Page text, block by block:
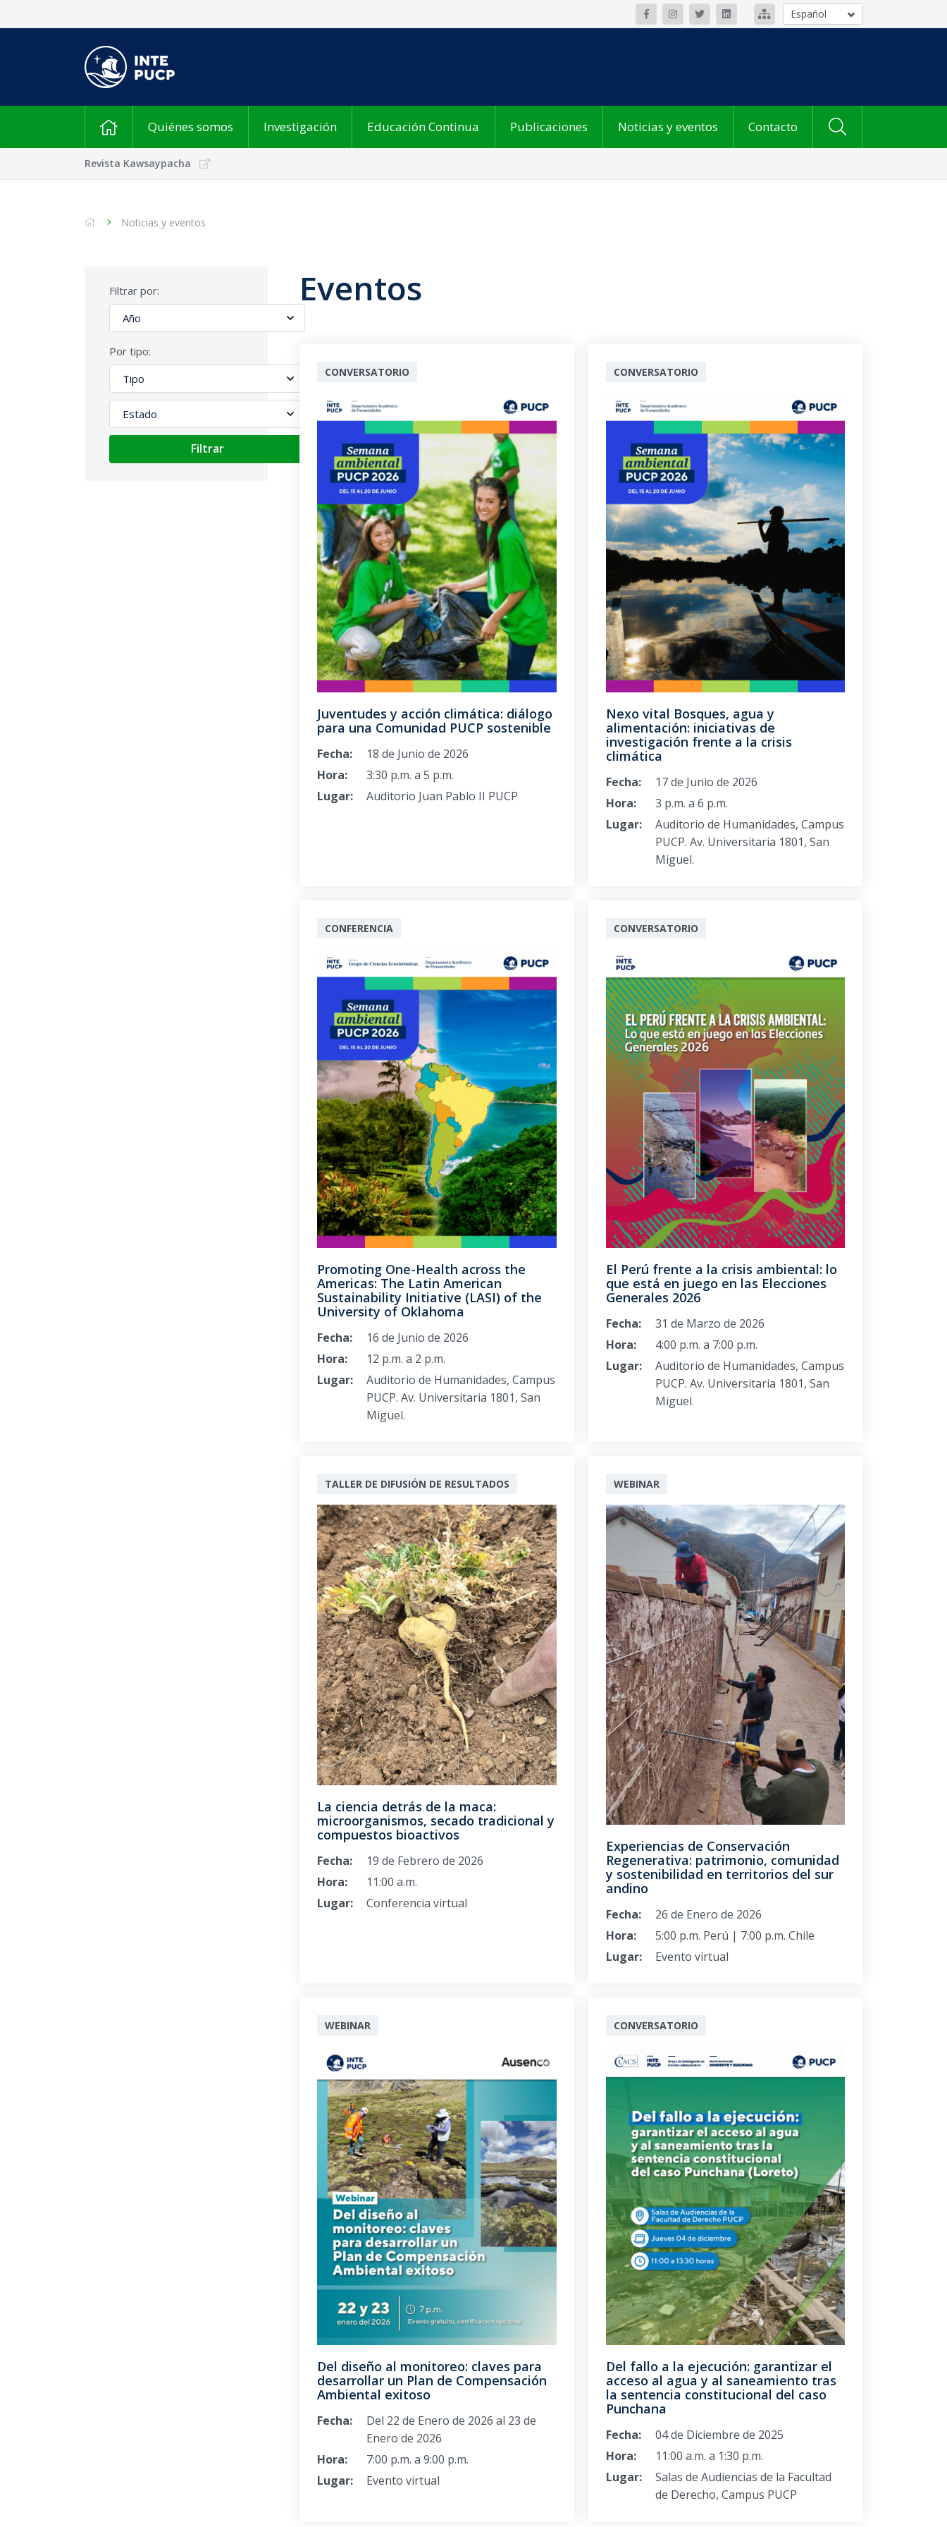
Español
Quiénes somos Investigación Educación Continua Publicaciones Noticias y eventos Contacto
Revista Kawsaypacha
Noticias y eventos
Filtrar por:
Por tipo:
Filtrar
Eventos
CONVERSATORIO
Juventudes y acción climática: diálogo
para una Comunidad PUCP sostenible
Fecha:
18 de Junio de 2026
Hora:
3:30 p.m. a 5 p.m.
Lugar:
Auditorio Juan Pablo II PUCP
CONVERSATORIO
Nexo vital Bosques, agua y
alimentación: iniciativas de
investigación frente a la crisis
climática
Fecha:
17 de Junio de 2026
Hora:
3 p.m. a 6 p.m.
Lugar:
Auditorio de Humanidades, Campus
PUCP. Av. Universitaria 1801, San
Miguel.
CONFERENCIA
Promoting One-Health across the
Americas: The Latin American
Sustainability Initiative (LASI) of the
University of Oklahoma
Fecha:
16 de Junio de 2026
Hora:
12 p.m. a 2 p.m.
Lugar:
Auditorio de Humanidades, Campus
PUCP. Av. Universitaria 1801, San
Miguel.
CONVERSATORIO
El Perú frente a la crisis ambiental: lo
que está en juego en las Elecciones
Generales 2026
Fecha:
31 de Marzo de 2026
Hora:
4:00 p.m. a 7:00 p.m.
Lugar:
Auditorio de Humanidades, Campus
PUCP. Av. Universitaria 1801, San
Miguel.
TALLER DE DIFUSIÓN DE RESULTADOS
La ciencia detrás de la maca:
microorganismos, secado tradicional y
compuestos bioactivos
Fecha:
19 de Febrero de 2026
Hora:
11:00 a.m.
Lugar:
Conferencia virtual
WEBINAR
Experiencias de Conservación
Regenerativa: patrimonio, comunidad
y sostenibilidad en territorios del sur
andino
Fecha:
26 de Enero de 2026
Hora:
5:00 p.m. Perú | 7:00 p.m. Chile
Lugar:
Evento virtual
WEBINAR
Del diseño al monitoreo: claves para
desarrollar un Plan de Compensación
Ambiental exitoso
Fecha:
Del 22 de Enero de 2026 al 23 de
Enero de 2026
Hora:
7:00 p.m. a 9:00 p.m.
Lugar:
Evento virtual
CONVERSATORIO
Del fallo a la ejecución: garantizar el
acceso al agua y al saneamiento tras
la sentencia constitucional del caso
Punchana
Fecha:
04 de Diciembre de 2025
Hora:
11:00 a.m. a 1:30 p.m.
Lugar:
Salas de Audiencias de la Facultad
de Derecho, Campus PUCP